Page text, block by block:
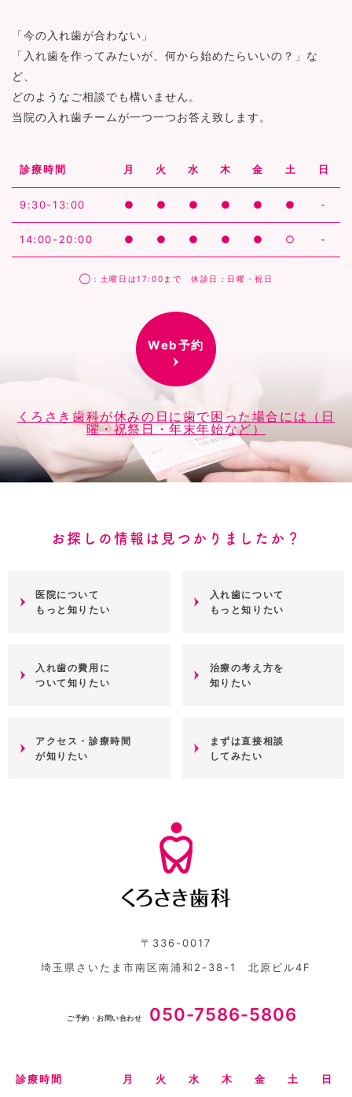
「今の入れ歯が合わない」
「入れ歯を作ってみたいが、何から始めたらいいの？」な
ど、
どのようなご相談でも構いません。
当院の入れ歯チームが一つ一つお答え致します。
診療時間 月 火 水 木 金 土 日
9:30-13:00 ● ● ● ● ● ● -
14:00-20:00 ● ● ● ● ● ○ -
◯：土曜日は17:00まで 休診日：日曜・祝日
Web予約
くろさき歯科が休みの日に歯で困った場合には（日
曜・祝祭日・年末年始など）
お探しの情報は見つかりましたか？
医院について
もっと知りたい
入れ歯について
もっと知りたい
入れ歯の費用に
ついて知りたい
治療の考え方を
知りたい
アクセス・診療時間
が知りたい
まずは直接相談
してみたい
〒336-0017
埼玉県さいたま市南区南浦和2-38-1 北原ビル4F
ご予約・お問い合わせ 050-7586-5806
診療時間 月 火 水 木 金 土 日